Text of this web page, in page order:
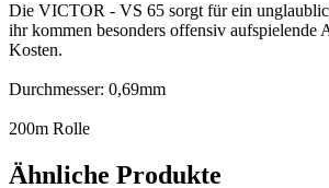
Die VICTOR - VS 65 sorgt für ein
ihr kommen besonders offensiv aufspielende
Kosten.
Durchmesser: 0,69mm
200m Rolle
Ähnliche Produkte